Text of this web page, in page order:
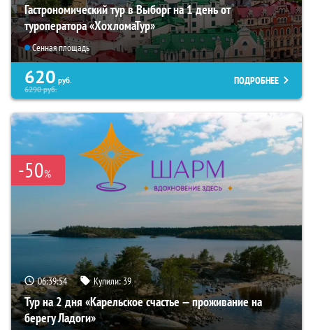
Гастрономический тур в Выборг на 1 день от
туроператора «ХохломаТур»
Сенная площадь
620 руб.
6290руб.
ПОДРОБНЕЕ
-50%
06:39:53 Купили:39
Тур на 2 дня «Карельское счастье — проживание на
берегу Ладоги»